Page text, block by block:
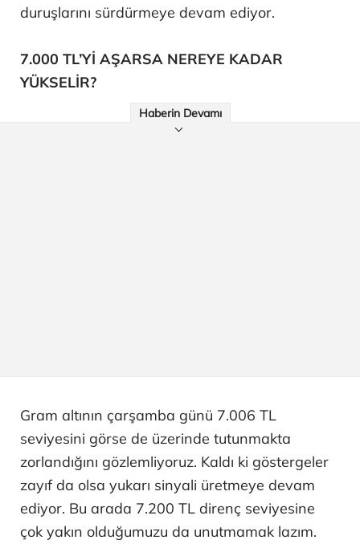
duruşlarını sürdürmeye devam ediyor.
7.000 TL’Yİ AŞARSA NEREYE KADAR
YÜKSELİR?
Haberin Devamı
Gram altının çarşamba günü 7.006 TL
seviyesini görse de üzerinde tutunmakta
zorlandığını gözlemliyoruz. Kaldı ki göstergeler
zayıf da olsa yukarı sinyali üretmeye devam
ediyor. Bu arada 7.200 TL direnç seviyesine
çok yakın olduğumuzu da unutmamak lazım.